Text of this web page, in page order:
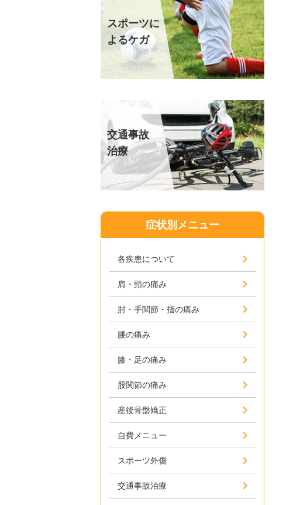
スポーツに
よるケガ
交通事故
治療
症状別メニュー
各疾患について
肩・頸の痛み
肘・手関節・指の痛み
腰の痛み
膝・足の痛み
股関節の痛み
産後骨盤矯正
自費メニュー
スポーツ外傷
交通事故治療